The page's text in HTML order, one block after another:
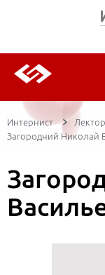
Интернист
Загородний Николай